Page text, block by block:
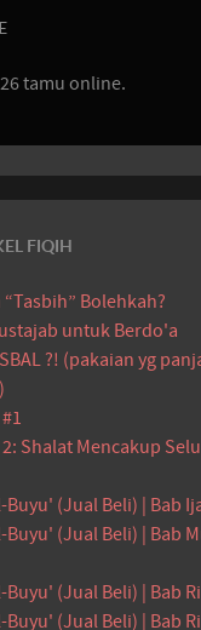
tamu online.
FIQIH
Bolehkah?
untuk Berdo'a
?! (pakaian yg
Shalat Mencakup
Buyu' (Jual Beli) | Bab
Buyu' (Jual Beli) | Bab
Buyu' (Jual Beli) | Bab
(Jual Beli) | Bab